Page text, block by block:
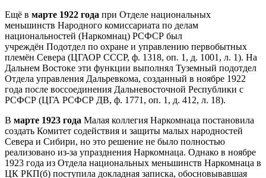
Ещё в марте 1922 года при Отделе национальных
меньшинств Народного комиссариата по делам
национальностей (Наркомнац) РСФСР был
учреждён Подотдел по охране и управлению первобытных
племён Севера (ЦГАОР СССР, ф. 1318, оп. 1, д. 1001, л. 1). На
Дальнем Востоке эти функции выполнял Туземный подотдел
Отдела управления Дальревкома, созданный в ноябре 1922
года после воссоединения Дальневосточной Республики с
РСФСР (ЦГА РСФСР ДВ, ф. 1771, оп. 1, д. 412, л. 18).
В марте 1923 года Малая коллегия Наркомнаца постановила
создать Комитет содействия и защиты малых народностей
Севера и Сибири, но это решение не было полностью
реализовано из-за упразднения Наркомнаца. Однако в ноябре
1923 года из Отдела национальных меньшинств Наркомнаца в
ЦК РКП(б) поступила докладная записка, обосновывавшая